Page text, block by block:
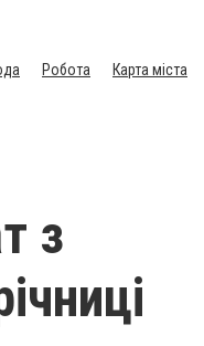
Робота
Карта міста
з